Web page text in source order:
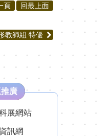
頁 回最上面
教師組 特優
廣
展網站
訊網